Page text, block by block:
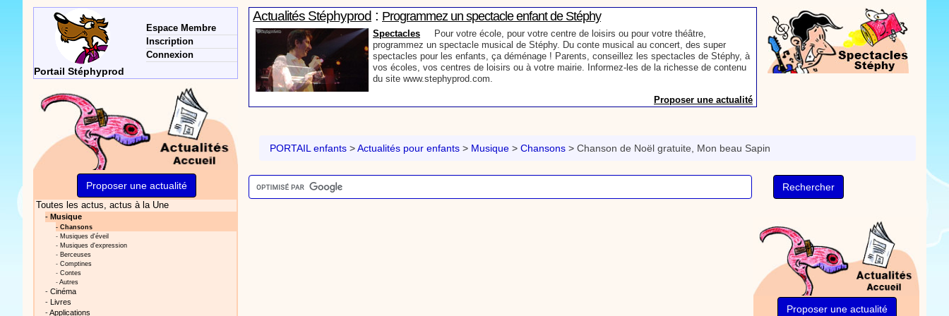
Actualités Stéphyprod : Programmez un spectacle enfant de Stéphy
Spectacles Pour votre école, pour votre centre de loisirs ou pour votre théâtre,
programmez un spectacle musical de Stéphy. Du conte musical au concert, des super
spectacles pour les enfants, ça déménage ! Parents, conseillez les spectacles de Stéphy, à
vos écoles, vos centres de loisirs ou à votre mairie. Informez-les de la richesse de contenu
du site www.stephyprod.com.
Proposer une actualité
histoires à vos enfants, pour les fêtes d’anniversaires, ou pour toute autre animation.
Laissez-vous emporter par la magie des contes, des expressions et des mots pour un
Proposer une actualité
PORTAIL enfants >Actualités pour enfants > Musique > Chansons > Chanson de Noël gratuite, Mon beau Sapin
Proposer une actualité
Portail Stéphyprod
Espace Membre
Inscription
Connexion
Proposer une actualité
Toutes les actus, actus à la Une
- Musique
- Chansons
- Musiques d'éveil
- Musiques d'expression
- Berceuses
- Comptines
- Contes
-Autres
- Cinéma
-
Livres
-Applications